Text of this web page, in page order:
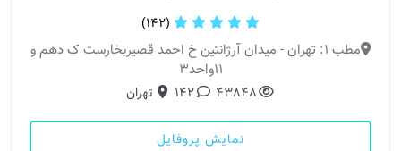
(142)
مطب 1: تهران - میدان آرژانتین خ احمد قصیربخارست ک دهم و
11واحد3
43848
142 تهران
نمایش پروفایل